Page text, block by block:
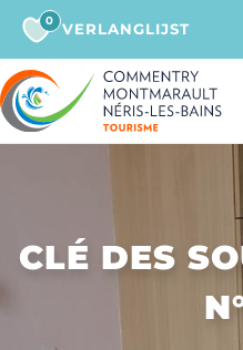
0 VERLANGLIJST
CLÉ DES